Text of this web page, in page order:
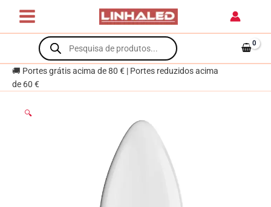
content
Products
search
🚚 Portes grátis acima de 80 € | Portes reduzidos acima
de 60 €
🔍
Vela
EVOLUTION
3000K
450lm
Branca-